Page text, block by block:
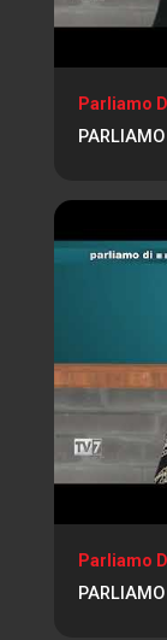
Parliamo
Parliamo